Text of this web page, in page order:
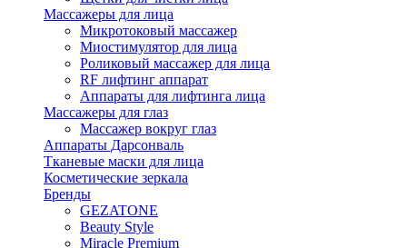
Массажеры для лица
Микротоковый массажер
Миостимулятор для лица
Роликовый массажер для лица
RF лифтинг аппарат
Аппараты для лифтинга лица
Массажеры для глаз
Массажер вокруг глаз
Аппараты Дарсонваль
Тканевые маски для лица
Косметические зеркала
Бренды
GEZATONE
Beauty Style
Miracle Premium